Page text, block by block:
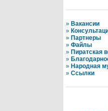
» Вакансии
»
» Партнеры
» Файлы
» Пиратская
»
» Народная
» Ссылки